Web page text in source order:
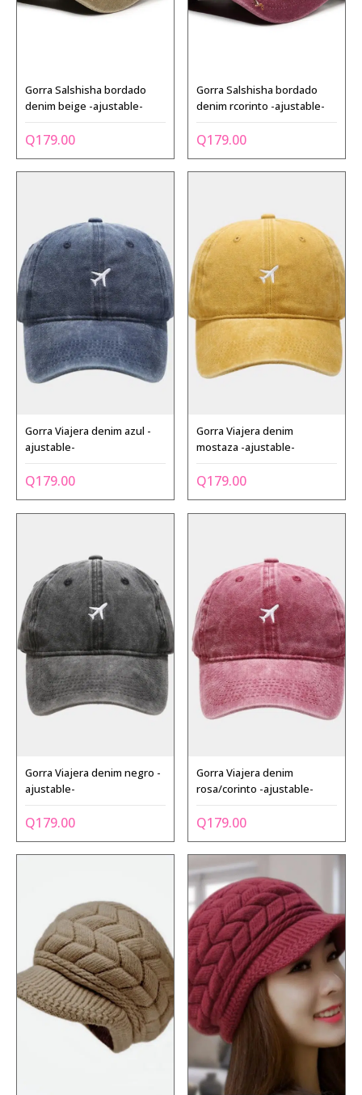
Gorra Salshisha bordado
denim beige -ajustable-
Q179.00
Gorra Salshisha bordado
denim rcorinto -ajustable-
Q179.00
Gorra Viajera denim azul -
ajustable-
Q179.00
Gorra Viajera denim
mostaza -ajustable-
Q179.00
Gorra Viajera denim negro -
ajustable-
Q179.00
Gorra Viajera denim
rosa/corinto -ajustable-
Q179.00